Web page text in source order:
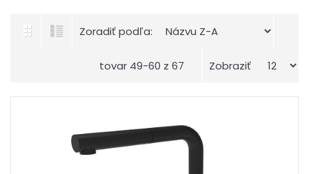
Zoradiť podľa:
tovar 49-60 z 67 Zobraziť